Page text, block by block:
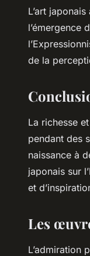
L’art
l’émergence
de la
La richesse
pendant des
naissance à
japonais sur
et
Les
L’admiration